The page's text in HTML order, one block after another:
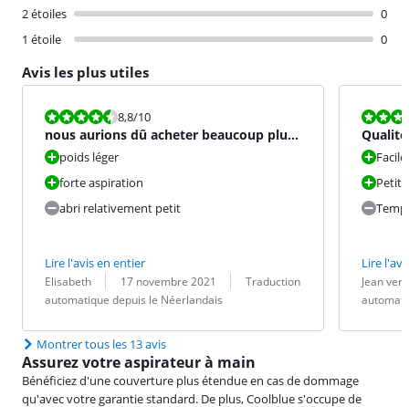
2 étoiles
0
1 étoile
0
Avis les plus utiles
La note est 8,8 sur 10.
8,8/10
nous aurions dû acheter beaucoup plus
tôtpoids léger
forte aspiration
abri relativement petit
Lire l'avis en entier
Évaluation par :
Elisabeth
Date : 17 novembre 2021
Traduction :
Traduction
automatique depuis le Néerlandais
La note est
Petit
Lire
Évaluation
Jean
Date :
Traduction :
Montrer tous les 13 avis
Assurez votre aspirateur à main
Bénéficiez d'une couverture plus étendue en cas de dommage
qu'avec votre garantie standard. De plus, Coolblue s'occupe de